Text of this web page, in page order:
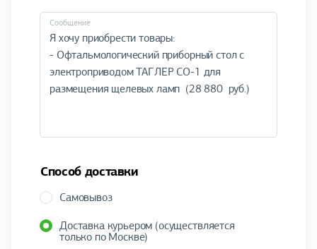
Cообщение
Способ доставки
Самовывоз
Доставка курьером (осуществляется
только по Москве)